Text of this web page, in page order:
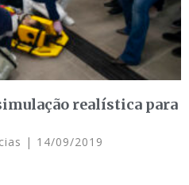
realística para
14/09/2019